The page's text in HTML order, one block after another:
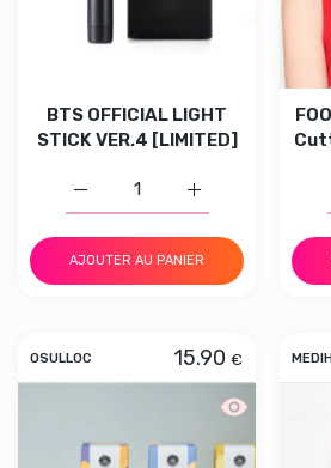
BTS OFFICIAL LIGHT
STICK VER.4 [LIMITED]
Augmenter la
Augmenter la quantité de
AJOUTER AU PANIER
OSULLOC 15.90 €
Aperçu